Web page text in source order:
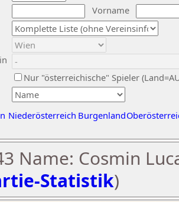
Vorname
Nur "österreichische" Spieler
Niederösterreich Burgenland
Name: Cosmin
Statistik)